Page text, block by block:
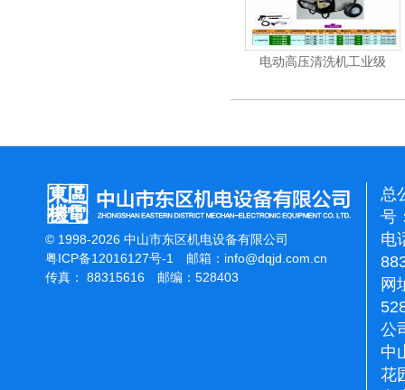
电动高压清洗机工业级
© 1998-2026 中山市东区机电设备有限公司
粤ICP备12016127号-1
邮箱： info@dqjd.com.cn
传真： 88315616 邮编：528403
总
号
电
网
公
中
花